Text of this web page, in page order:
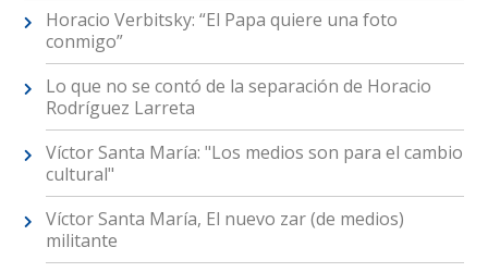
Horacio Verbitsky: “El Papa quiere una foto
conmigo”
Lo que no se contó de la separación de Horacio
Rodríguez Larreta
Víctor Santa María: "Los medios son para el cambio
cultural"
Víctor Santa María, El nuevo zar (de medios)
militante